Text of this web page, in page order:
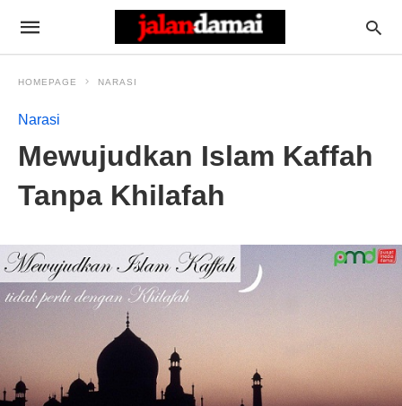
HOMEPAGE NARASI
Narasi
Mewujudkan Islam Kaffah
Tanpa Khilafah